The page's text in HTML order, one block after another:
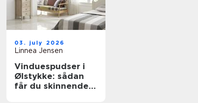
03. july 2026
Linnea Jensen
Vinduespudser i
Ølstykke: sådan
får du skinnende